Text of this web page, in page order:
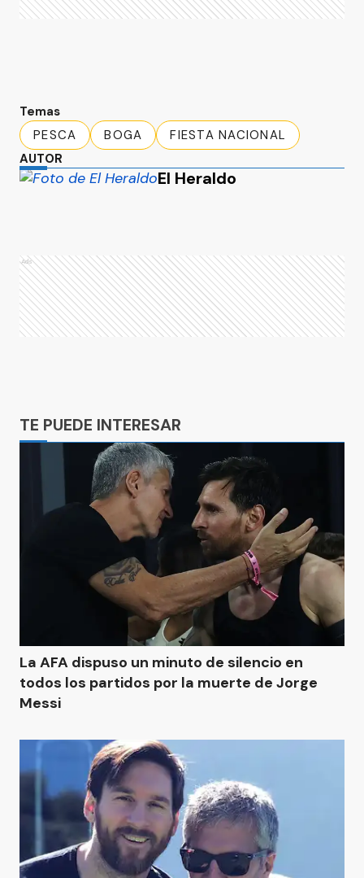
Temas
PESCA
BOGA
FIESTA NACIONAL
AUTOR
El Heraldo
Ads
TE PUEDE INTERESAR
La AFA dispuso un minuto de silencio en
todos los partidos por la muerte de Jorge
Messi